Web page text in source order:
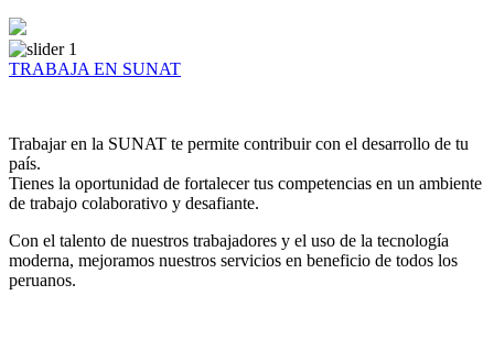
TRABAJA EN SUNAT
Trabajar en la SUNAT te permite contribuir con el desarrollo de tu
país.
Tienes la oportunidad de fortalecer tus competencias en un ambiente
de trabajo colaborativo y desafiante.
Con el talento de nuestros trabajadores y el uso de la tecnología
moderna, mejoramos nuestros servicios en beneficio de todos los
peruanos.